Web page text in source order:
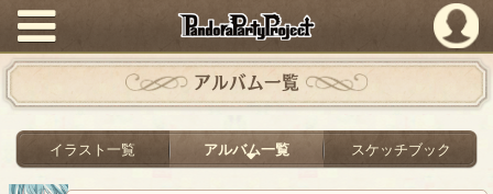
PandoraPartyProject
アルバム一覧
イラスト一覧 アルバム一覧 スケッチブック